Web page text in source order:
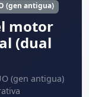
(gen antigua)
motor
(dual
(gen antigua)